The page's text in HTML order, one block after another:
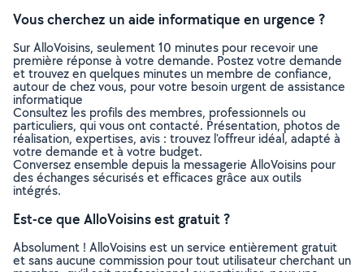
Vous cherchez un aide informatique en urgence ?
Sur AlloVoisins, seulement 10 minutes pour recevoir une
première réponse à votre demande. Postez votre demande
et trouvez en quelques minutes un membre de confiance,
autour de chez vous, pour votre besoin urgent de assistance
informatique
Consultez les profils des membres, professionnels ou
particuliers, qui vous ont contacté. Présentation, photos de
réalisation, expertises, avis : trouvez l'offreur idéal, adapté à
votre demande et à votre budget.
Conversez ensemble depuis la messagerie AlloVoisins pour
des échanges sécurisés et efficaces grâce aux outils
intégrés.
Est-ce que AlloVoisins est gratuit ?
Absolument ! AlloVoisins est un service entièrement gratuit
et sans aucune commission pour tout utilisateur cherchant un